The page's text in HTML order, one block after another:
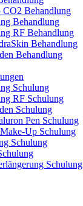
CO2 Behandlung
Behandlung
RF Behandlung
Behandlung
Behandlung
Schulung
RF Schulung
Schulung
Pen Schulung
Up Schulung
Schulung
Schulung